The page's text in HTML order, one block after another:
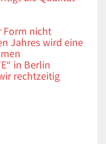
Form nicht
Jahres wird eine
in Berlin
rechtzeitig